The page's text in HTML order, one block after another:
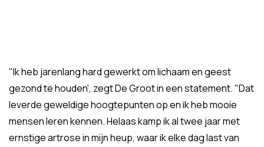
"Ik heb jarenlang hard gewerkt om lichaam en geest
gezond te houden', zegt De Groot in een statement. "Dat
leverde geweldige hoogtepunten op en ik heb mooie
mensen leren kennen. Helaas kamp ik al twee jaar met
ernstige artrose in mijn heup, waar ik elke dag last van